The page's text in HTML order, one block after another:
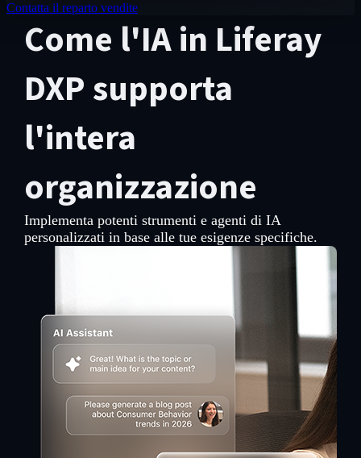
Contatta il reparto vendite
Come l'IA in Liferay
DXP supporta
l'intera
organizzazione
Implementa potenti strumenti e agenti di IA
personalizzati in base alle tue esigenze specifiche.